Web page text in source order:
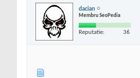
dacian
Membru SeoPedia
Reputatie: 36